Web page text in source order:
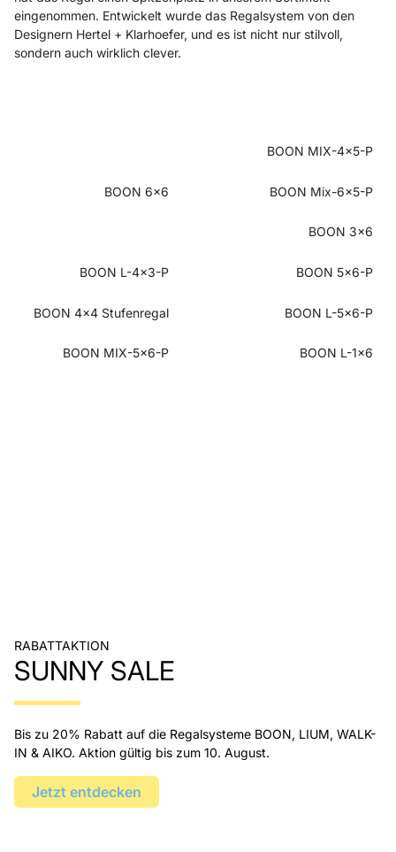
eingenommen. Entwickelt wurde das Regalsystem von den
Designern Hertel + Klarhoefer, und es ist nicht nur stilvoll,
sondern auch wirklich clever.
BOON MIX-4x5-P
BOON 6x6 BOON Mix-6x5-P
BOON 3x6
BOON L-4x3-P BOON 5x6-P
BOON 4x4 Stufenregal BOON L-5x6-P
BOON MIX-5x6-P BOON L-1x6
RABATTAKTION
SUNNY SALE
Bis zu 20% Rabatt auf die Regalsysteme BOON, LIUM, WALK-
IN & AIKO. Aktion gültig bis zum 10. August.
Jetzt entdecken